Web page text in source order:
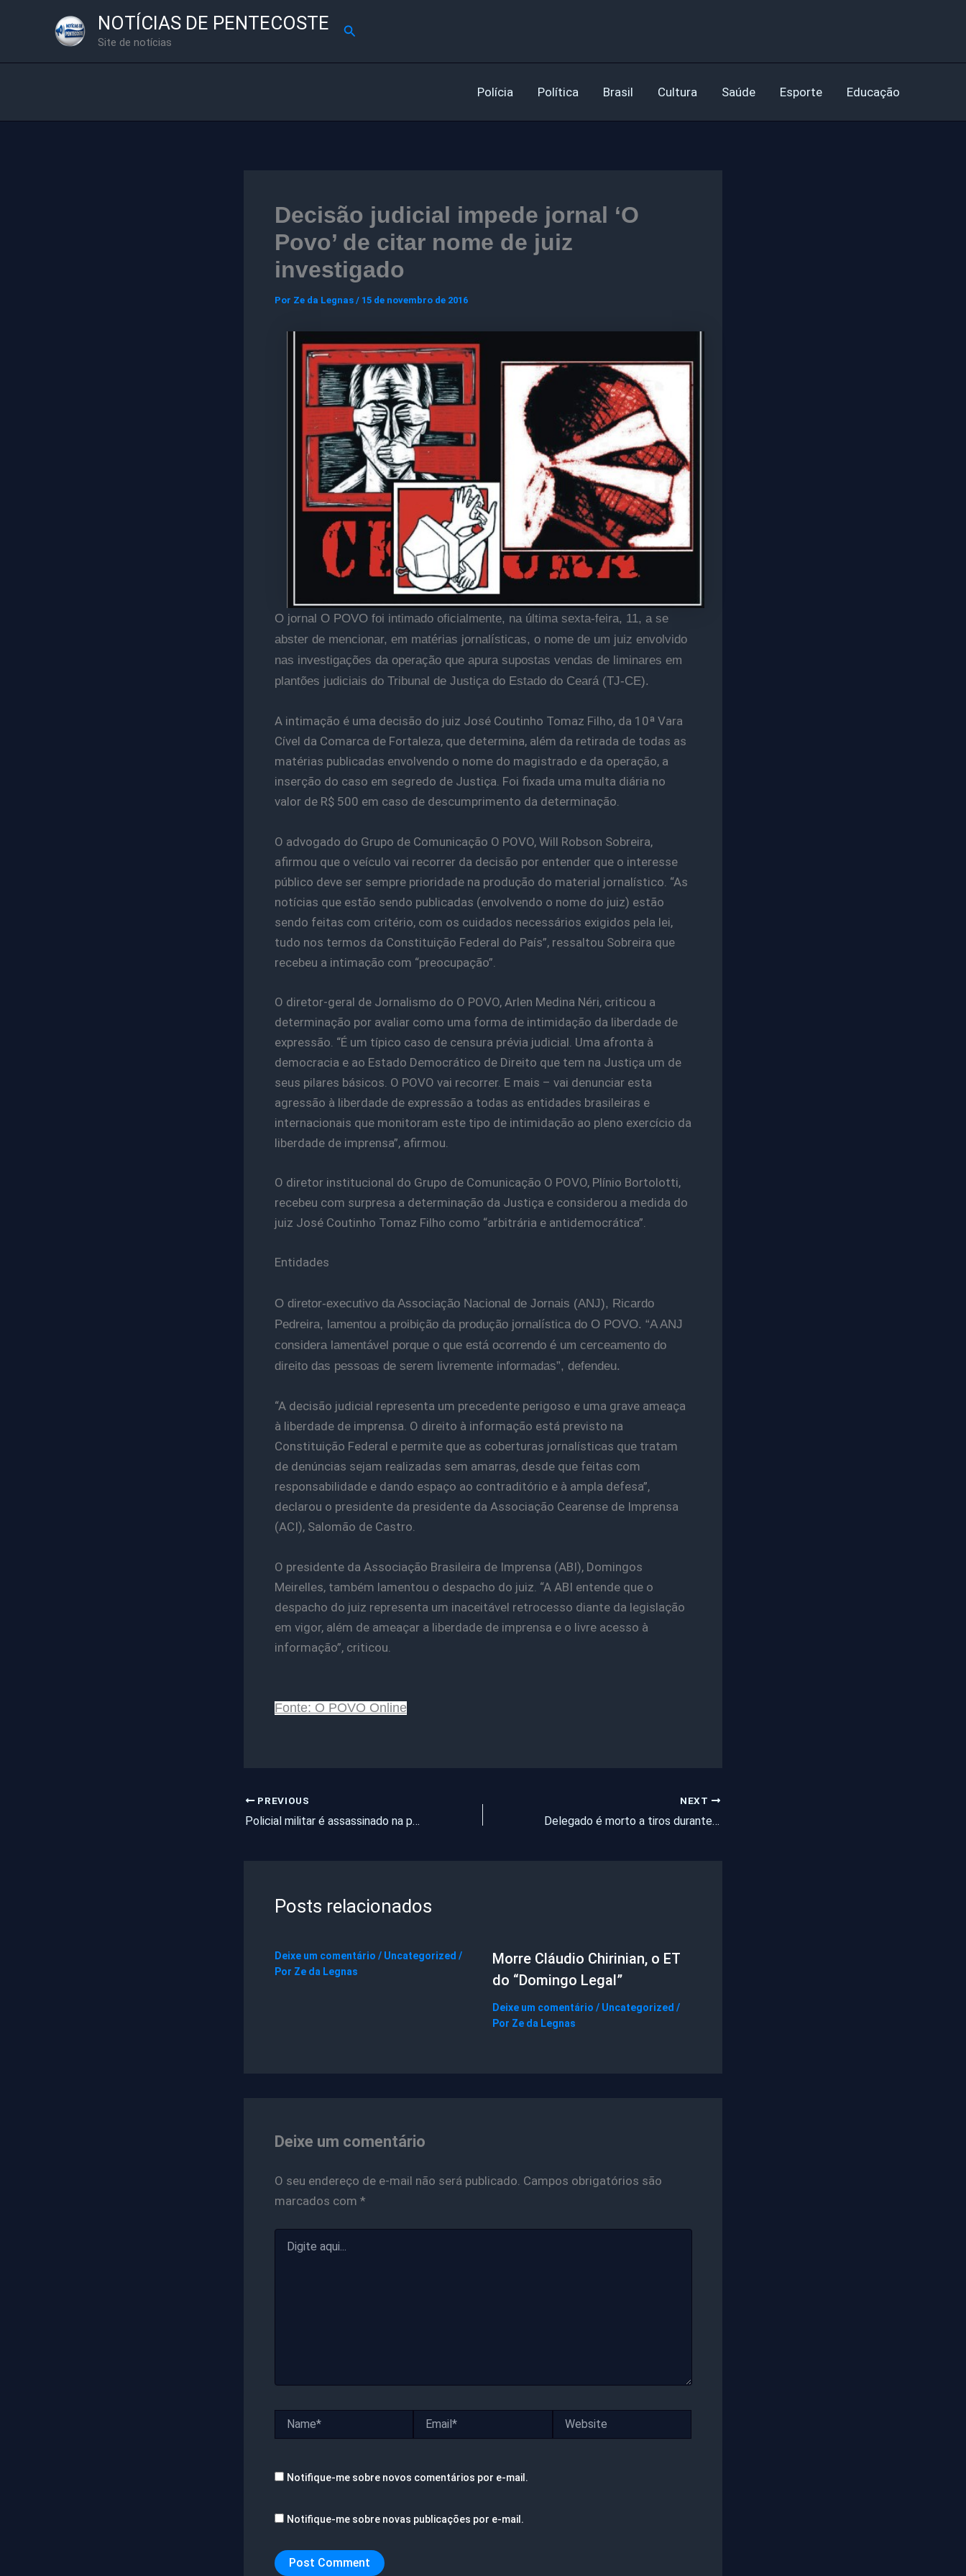
NOTÍCIAS DE PENTECOSTE
Site de notícias
Pesquisar
Polícia Política Brasil Cultura Saúde Esporte Educação
Decisão judicial impede jornal ‘O
Povo’ de citar nome de juiz
investigado
Por Ze da Legnas / 15 de novembro de 2016
O jornal O POVO foi intimado oficialmente, na última sexta-feira, 11, a se
abster de mencionar, em matérias jornalísticas, o nome de um juiz envolvido
nas investigações da operação que apura supostas vendas de liminares em
plantões judiciais do Tribunal de Justiça do Estado do Ceará (TJ-CE).
A intimação é uma decisão do juiz José Coutinho Tomaz Filho, da 10ª Vara
Cível da Comarca de Fortaleza, que determina, além da retirada de todas as
matérias publicadas envolvendo o nome do magistrado e da operação, a
inserção do caso em segredo de Justiça. Foi fixada uma multa diária no
valor de R$ 500 em caso de descumprimento da determinação.
O advogado do Grupo de Comunicação O POVO, Will Robson Sobreira,
afirmou que o veículo vai recorrer da decisão por entender que o interesse
público deve ser sempre prioridade na produção do material jornalístico. “As
notícias que estão sendo publicadas (envolvendo o nome do juiz) estão
sendo feitas com critério, com os cuidados necessários exigidos pela lei,
tudo nos termos da Constituição Federal do País”, ressaltou Sobreira que
recebeu a intimação com “preocupação”.
O diretor-geral de Jornalismo do O POVO, Arlen Medina Néri, criticou a
determinação por avaliar como uma forma de intimidação da liberdade de
expressão. “É um típico caso de censura prévia judicial. Uma afronta à
democracia e ao Estado Democrático de Direito que tem na Justiça um de
seus pilares básicos. O POVO vai recorrer. E mais – vai denunciar esta
agressão à liberdade de expressão a todas as entidades brasileiras e
internacionais que monitoram este tipo de intimidação ao pleno exercício da
liberdade de imprensa”, afirmou.
O diretor institucional do Grupo de Comunicação O POVO, Plínio Bortolotti,
recebeu com surpresa a determinação da Justiça e considerou a medida do
juiz José Coutinho Tomaz Filho como “arbitrária e antidemocrática”.
Entidades
O diretor-executivo da Associação Nacional de Jornais (ANJ), Ricardo
Pedreira, lamentou a proibição da produção jornalística do O POVO. “A ANJ
considera lamentável porque o que está ocorrendo é um cerceamento do
direito das pessoas de serem livremente informadas”, defendeu.
“A decisão judicial representa um precedente perigoso e uma grave ameaça
à liberdade de imprensa. O direito à informação está previsto na
Constituição Federal e permite que as coberturas jornalísticas que tratam
de denúncias sejam realizadas sem amarras, desde que feitas com
responsabilidade e dando espaço ao contraditório e à ampla defesa”,
declarou o presidente da presidente da Associação Cearense de Imprensa
(ACI), Salomão de Castro.
O presidente da Associação Brasileira de Imprensa (ABI), Domingos
Meirelles, também lamentou o despacho do juiz. “A ABI entende que o
despacho do juiz representa um inaceitável retrocesso diante da legislação
em vigor, além de ameaçar a liberdade de imprensa e o livre acesso à
informação”, criticou.
Fonte: O POVO Online
PREVIOUS
Policial militar é assassinado na porta de casa
NEXT
Delegado é morto a tiros durante tentativa de assalto em Fortaleza
Posts relacionados
Deixe um comentário / Uncategorized /
Por Ze da Legnas
Morre Cláudio Chirinian, o ET
do “Domingo Legal”
Deixe um comentário / Uncategorized /
Por Ze da Legnas
Deixe um comentário
O seu endereço de e-mail não será publicado. Campos obrigatórios são
marcados com *
aqui...
Notifique-me sobre novos comentários por e-mail.
Notifique-me sobre novas publicações por e-mail.